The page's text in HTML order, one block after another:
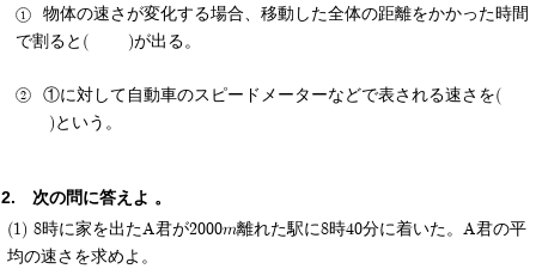
物体の速さが変化する場合、移動した全体の距離をかかった時間
で割ると( )が出る。
①に対して自動車のスピードメーターなどで表される速さを(
)という。
次の問に答えよ 。
(1) 8時に家を出たA君が2000m離れた駅に8時40分に着いた。A君の平
均の速さを求めよ。